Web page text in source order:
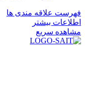
فهرست علاقه مندی ها
اطلاعات بیشتر
مشاهده سریع